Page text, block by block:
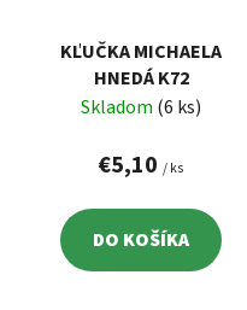
KĽUČKA MICHAELA
HNEDÁ K72
Skladom (6 ks)
€5,10 / ks
DO KOŠÍKA